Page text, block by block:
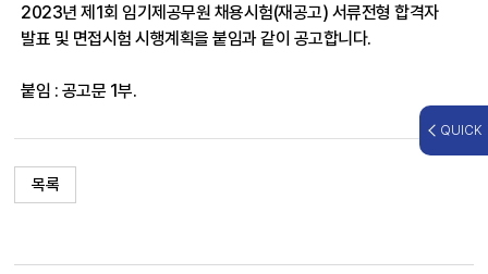
2023년 제1회 임기제공무원 채용시험(재공고) 서류전형 합격자
발표 및 면접시험 시행계획을 붙임과 같이 공고합니다.
붙임 : 공고문 1부.
목록
QUICK